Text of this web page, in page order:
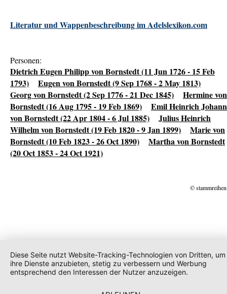
Literatur und Wappenbeschreibung im Adelslexikon.com
Personen:
Dietrich Eugen Philipp von Bornstedt (11 Jun 1726 - 15 Feb
1793)
Eugen von Bornstedt (9 Sep 1768 - 2 May 1813)
Georg von Bornstedt (2 Sep 1776 - 21 Dec 1845)
Hermine von
Bornstedt (16 Aug 1795 - 19 Feb 1869)
Emil Heinrich Johann
von Bornstedt (22 Apr 1804 - 6 Jul 1885)
Julius Heinrich
Wilhelm von Bornstedt (19 Feb 1820 - 9 Jan 1899)
Marie von
Bornstedt (10 Feb 1823 - 26 Oct 1890)
Martha von Bornstedt
(20 Oct 1853 - 24 Oct 1921)
©
Diese Seite nutzt Website-Tracking-Technologien von Dritten, um
ihre Dienste anzubieten, stetig zu verbessern und Werbung
entsprechend den Interessen der Nutzer anzuzeigen.